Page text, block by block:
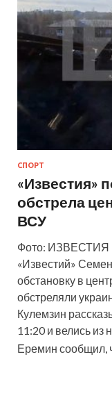
СПОРТ
«Известия»
обстрела
ВСУ
Фото: ИЗВЕСТИЯ
«Известий»
обстановку в
обстреляли
Кулемзин
11:20 и велись из
Еремин сообщил,